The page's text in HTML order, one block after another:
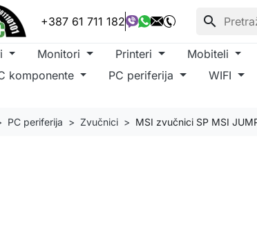
+387 61 711 182 search
Monitori Printeri Mobiteli
komponente PC periferija WIFI
PC periferija Zvučnici MSI zvučnici SP MSI